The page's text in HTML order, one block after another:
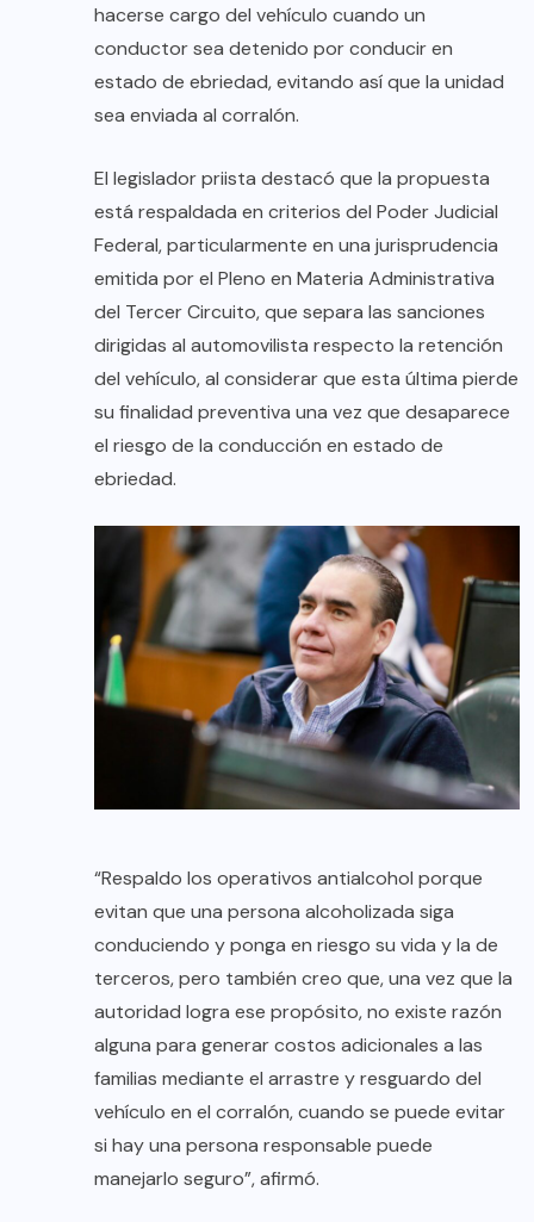
hacerse cargo del vehículo cuando un
conductor sea detenido por conducir en
estado de ebriedad, evitando así que la unidad
sea enviada al corralón.
El legislador priista destacó que la propuesta
está respaldada en criterios del Poder Judicial
Federal, particularmente en una jurisprudencia
emitida por el Pleno en Materia Administrativa
del Tercer Circuito, que separa las sanciones
dirigidas al automovilista respecto la retención
del vehículo, al considerar que esta última pierde
su finalidad preventiva una vez que desaparece
el riesgo de la conducción en estado de
ebriedad.
“Respaldo los operativos antialcohol porque
evitan que una persona alcoholizada siga
conduciendo y ponga en riesgo su vida y la de
terceros, pero también creo que, una vez que la
autoridad logra ese propósito, no existe razón
alguna para generar costos adicionales a las
familias mediante el arrastre y resguardo del
vehículo en el corralón, cuando se puede evitar
si hay una persona responsable puede
manejarlo seguro”, afirmó.